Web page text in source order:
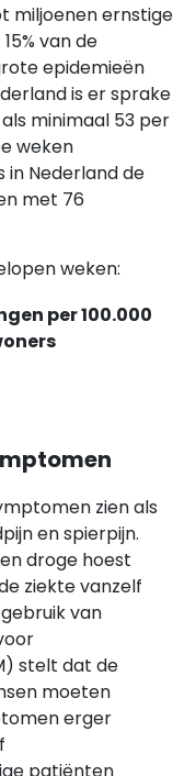
miljoenen ernstige
van de
epidemieën
is er sprake
minimaal 53 per
weken
in Nederland de
met 76
weken:
per 100.000
zien als
en spierpijn.
droge hoest
ziekte vanzelf
van
stelt dat de
moeten
erger
patiënten